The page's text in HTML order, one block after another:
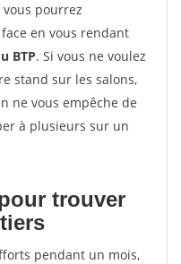
pourrez
en vous rendant
BTP. Si vous ne voulez
stand sur les salons,
ne vous empêche de
à plusieurs sur un
trouver
pendant un mois,